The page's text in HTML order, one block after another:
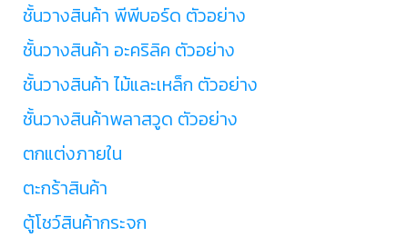
ชั้นวางสินค้า พีพีบอร์ด ตัวอย่าง
ชั้นวางสินค้า อะคริลิค ตัวอย่าง
ชั้นวางสินค้า ไม้และเหล็ก ตัวอย่าง
ชั้นวางสินค้าพลาสวูด ตัวอย่าง
ตกแต่งภายใน
ตะกร้าสินค้า
ตู้โชว์สินค้ากระจก